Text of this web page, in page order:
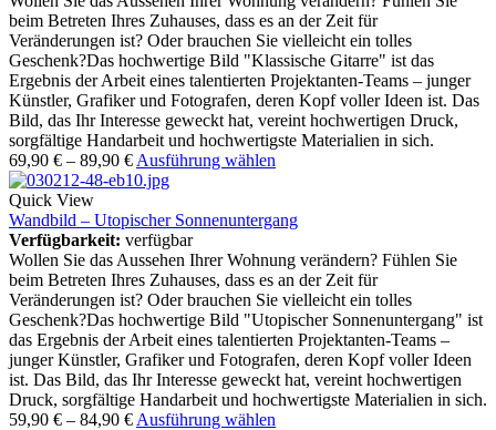
beim Betreten Ihres Zuhauses, dass es an der Zeit für
Veränderungen ist? Oder brauchen Sie vielleicht ein tolles
Geschenk?Das hochwertige Bild "Klassische Gitarre" ist das
Ergebnis der Arbeit eines talentierten Projektanten-Teams – junger
Künstler, Grafiker und Fotografen, deren Kopf voller Ideen ist. Das
Bild, das Ihr Interesse geweckt hat, vereint hochwertigen Druck,
sorgfältige Handarbeit und hochwertigste Materialien in sich.
69,90 € – 89,90 € Ausführung wählen
Quick View
Wandbild – Utopischer Sonnenuntergang
Verfügbarkeit: verfügbar
Wollen Sie das Aussehen Ihrer Wohnung verändern? Fühlen Sie
beim Betreten Ihres Zuhauses, dass es an der Zeit für
Veränderungen ist? Oder brauchen Sie vielleicht ein tolles
Geschenk?Das hochwertige Bild "Utopischer Sonnenuntergang" ist
das Ergebnis der Arbeit eines talentierten Projektanten-Teams –
junger Künstler, Grafiker und Fotografen, deren Kopf voller Ideen
ist. Das Bild, das Ihr Interesse geweckt hat, vereint hochwertigen
Druck, sorgfältige Handarbeit und hochwertigste Materialien in sich.
59,90 € – 84,90 € Ausführung wählen